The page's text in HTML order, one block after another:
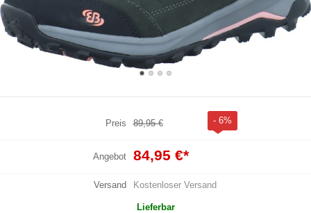
Preis 89,95 € - 6%
Angebot 84,95 €*
Versand Kostenloser Versand
Lieferbar